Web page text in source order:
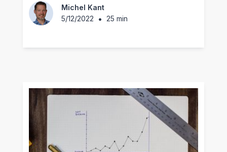
Michel Kant
5/12/2022
• 25 min